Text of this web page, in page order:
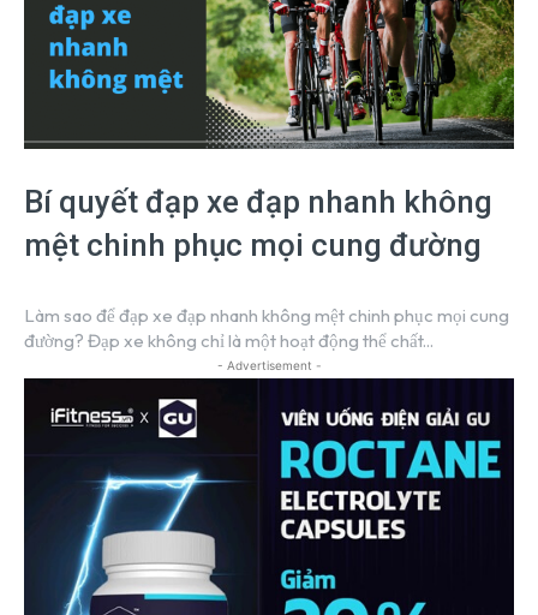
Bí quyết đạp xe đạp nhanh không
mệt chinh phục mọi cung đường
Làm sao để đạp xe đạp nhanh không mệt chinh phục mọi cung
đường? Đạp xe không chỉ là một hoạt động thể chất...
- Advertisement -